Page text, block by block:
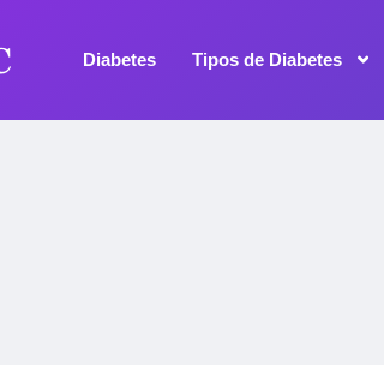
Diabetes Tipos de Diabetes